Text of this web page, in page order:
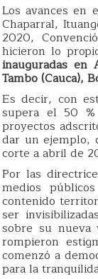
Los avances en
Chaparral,
2020,
hicieron lo
inauguradas en
Tambo (Cauca),
Es decir, con
supera el 50
proyectos
dar un ejemplo,
corte a abril de
Por las
medios
contenido
ser
sobre su nueva
rompieron
comenzó a
para la